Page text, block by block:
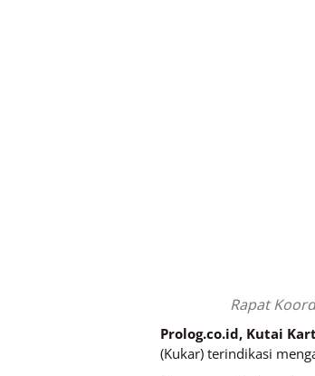
Rapat
Prolog.co.id, Kutai
(Kukar) terindikasi